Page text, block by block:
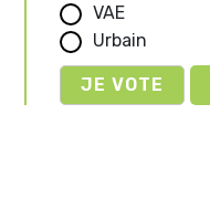
VAE
Urbain